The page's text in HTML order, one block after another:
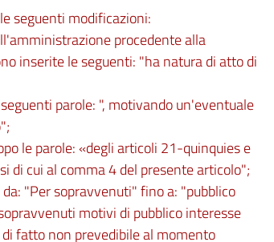
seguenti modificazioni:
procedente alla
inserite le seguenti: "ha natura di atto di
parole: ", motivando un'eventuale
le parole: «degli articoli 21-quinquies e
di cui al comma 4 del presente articolo";
"Per sopravvenuti" fino a: "pubblico
motivi di pubblico interesse
fatto non prevedibile al momento